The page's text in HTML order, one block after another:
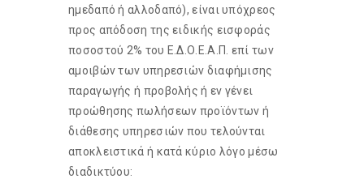
ημεδαπό ή αλλοδαπό), είναι υπόχρεος
προς απόδοση της ειδικής εισφοράς
ποσοστού 2% του Ε.Δ.Ο.Ε.Α.Π. επί των
αμοιβών των υπηρεσιών διαφήμισης
παραγωγής ή προβολής ή εν γένει
προώθησης πωλήσεων προϊόντων ή
διάθεσης υπηρεσιών που τελούνται
αποκλειστικά ή κατά κύριο λόγο μέσω
διαδικτύου: